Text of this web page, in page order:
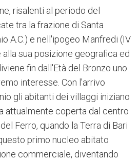
risalenti al periodo del
tra la frazione di Santa
A.C.) e nell'ipogeo Manfredi (IV
alla sua posizione geografica ed
fin dall'Età del Bronzo uno
interesse. Con l'arrivo
gli abitanti dei villaggi iniziano
attualmente coperta dal centro
Ferro, quando la Terra di Bari
primo nucleo abitato
commerciale, diventando